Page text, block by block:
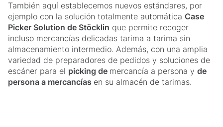
También aquí establecemos nuevos estándares, por
ejemplo con la solución totalmente automática Case
Picker Solution de Stöcklin que permite recoger
incluso mercancías delicadas tarima a tarima sin
almacenamiento intermedio. Además, con una amplia
variedad de preparadores de pedidos y soluciones de
escáner para el picking de mercancía a persona y de
persona a mercancías en su almacén de tarimas.